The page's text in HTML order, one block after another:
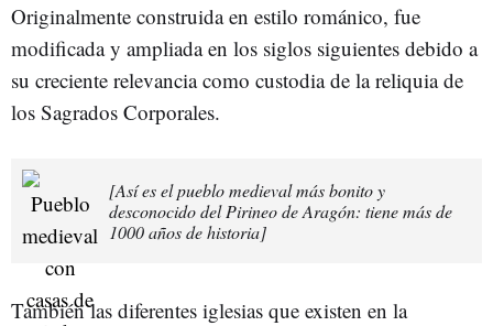
Originalmente construida en estilo románico, fue
modificada y ampliada en los siglos siguientes debido a
su creciente relevancia como custodia de la reliquia de
los Sagrados Corporales.
[Así es el pueblo medieval más bonito y
desconocido del Pirineo de Aragón: tiene más de
1000 años de historia]
También las diferentes iglesias que existen en la